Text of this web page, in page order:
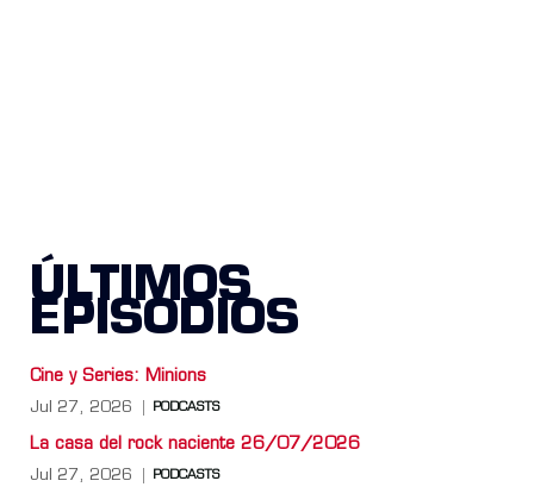
ÚLTIMOS
EPISODIOS
Cine y Series: Minions
Jul 27, 2026 PODCASTS
La casa del rock naciente 26/07/2026
Jul 27, 2026 PODCASTS